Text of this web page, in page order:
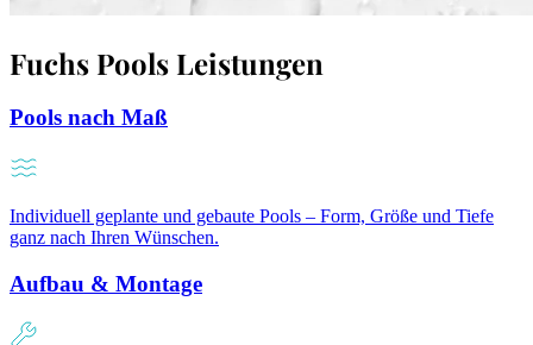
Fuchs Pools Leistungen
Pools nach Maß
Individuell geplante und gebaute Pools – Form, Größe und Tiefe
ganz nach Ihren Wünschen.
Aufbau & Montage